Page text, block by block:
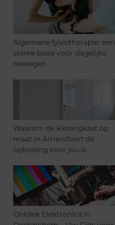
Algemene fysiotherapie: een
sterke basis voor dagelijks
bewegen
Waarom de kledingkast op
maat in Amersfoort dé
oplossing voor jou is
Ontdek Elektronica in